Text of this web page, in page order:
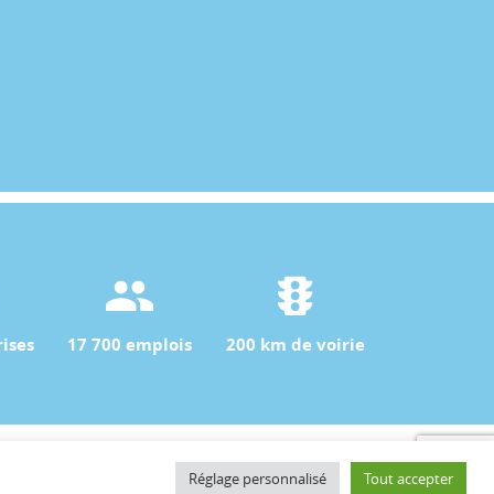
17 700 emplois 200 km de voirie
Réglage personnalisé Tout accepter